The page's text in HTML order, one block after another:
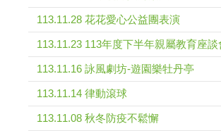
113.11.28 花花愛心公益團表演
113.11.23 113年度下半年親屬教育座談
113.11.16 詠風劇坊-遊園樂牡丹亭
113.11.14 律動滾球
113.11.08 秋冬防疫不鬆懈